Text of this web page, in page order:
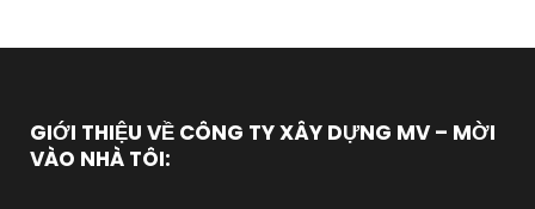
ế
GIỚI THIỆU VỀ CÔNG TY XÂY DỰNG MV – MỜI
VÀO NHÀ TÔI: